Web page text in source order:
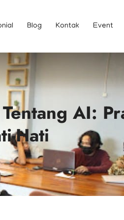
Blog Kontak Event
AI:
Hati